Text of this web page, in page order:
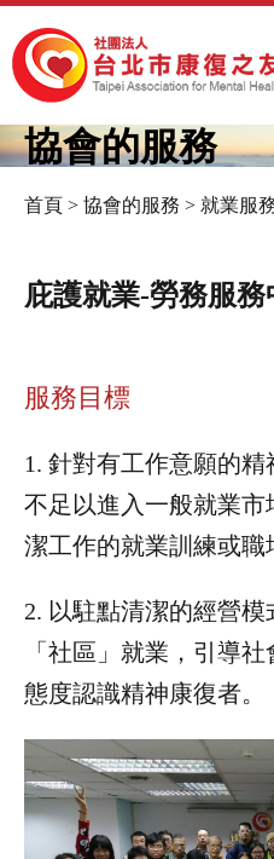
協會的服務
您
在
裡
首頁 > 協會的服務 > 就業服
庇護就業-勞務服務
服務目標
1. 針對有工作意願的
不足以進入一般就業
潔工作的就業訓練或職
2. 以駐點清潔的經營
「社區」就業，引導
態度認識精神康復者。